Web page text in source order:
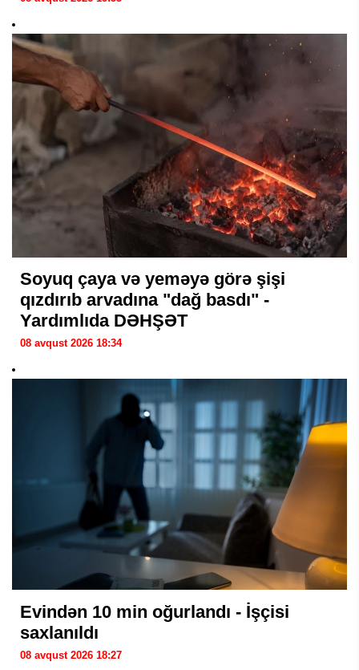
Soyuq çaya və yeməyə görə şişi
qızdırıb arvadına "dağ basdı" -
Yardımlıda DƏHŞƏT
08 avqust 2026 18:34
Evindən 10 min oğurlandı - İşçisi
saxlanıldı
08 avqust 2026 18:27